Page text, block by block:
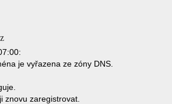
je vyřazena ze zóny DNS.
znovu zaregistrovat.